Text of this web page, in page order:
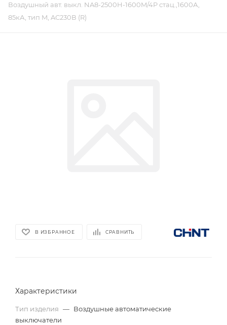
Воздушный авт. выкл. NA8-2500H-1600M/4P стац.,1600А,
85кА, тип M, AC230В (R)
В ИЗБРАННОЕ СРАВНИТЬ
Характеристики
Тип изделия — Воздушные автоматические
выключатели